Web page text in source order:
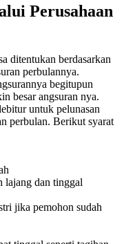
Perusahaan
ditentukan berdasarkan
perbulannya.
begitupun
besar angsuran nya.
untuk pelunasan
perbulan. Berikut syarat
lajang dan tinggal
jika pemohon sudah